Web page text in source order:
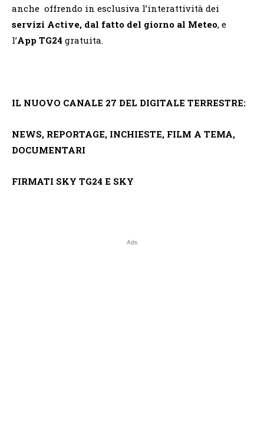
anche offrendo in esclusiva l’interattività dei
servizi Active, dal fatto del giorno al Meteo, e
l’App TG24 gratuita.
IL NUOVO CANALE 27 DEL DIGITALE TERRESTRE:
NEWS, REPORTAGE, INCHIESTE, FILM A TEMA,
DOCUMENTARI
FIRMATI SKY TG24 E SKY
Ads